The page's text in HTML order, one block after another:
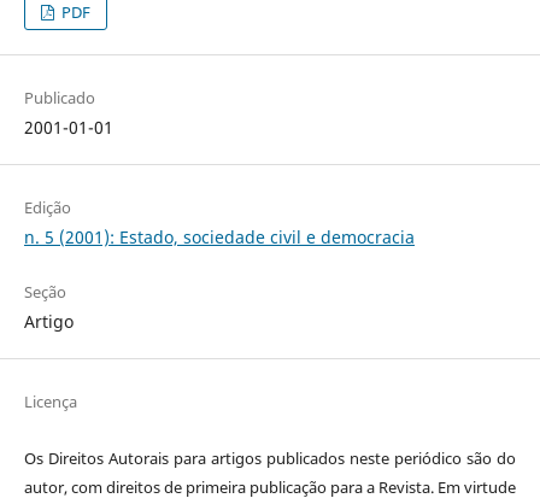
PDF
Publicado
2001-01-01
Edição
n. 5 (2001): Estado, sociedade civil e democracia
Seção
Artigo
Licença
Os Direitos Autorais para artigos publicados neste periódico são do
autor, com direitos de primeira publicação para a Revista. Em virtude